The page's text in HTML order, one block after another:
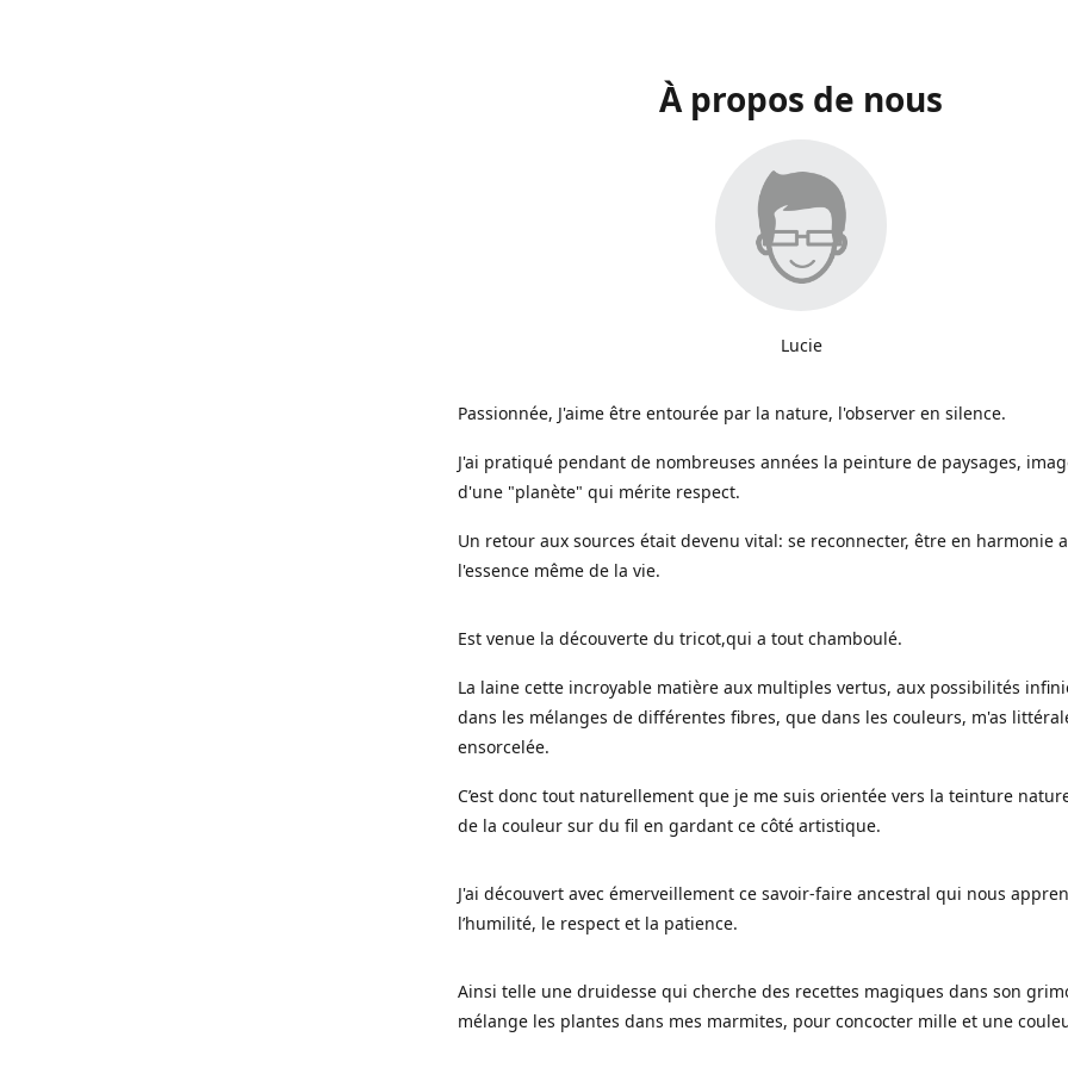
À propos de nous
Lucie
Passionnée, J'aime être entourée par la nature, l'observer en silence.
J'ai pratiqué pendant de nombreuses années la peinture de paysages,
d'une "planète" qui mérite respect.
Un retour aux sources était devenu vital: se reconnecter, être en harmonie
l'essence même de la vie.
Est venue la découverte du tricot,qui a tout chamboulé.
La laine cette incroyable matière aux multiples vertus, aux possibilités
dans les mélanges de différentes fibres, que dans les couleurs, m'as
ensorcelée.
C’est donc tout naturellement que je me suis orientée vers la teinture
de la couleur sur du fil en gardant ce côté artistique.
J'ai découvert avec émerveillement ce savoir-faire ancestral qui nous
l’humilité, le respect et la patience.
Ainsi telle une druidesse qui cherche des recettes magiques dans son
mélange les plantes dans mes marmites, pour concocter mille et une